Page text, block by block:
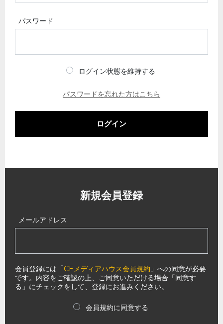
パスワード
ログイン状態を維持する
パスワードを忘れた方はこちら
ログイン
新規会員登録
メールアドレス
会員登録には「CEメディアハウス会員規約 」への同意が必要
です。内容をご確認の上、ご同意いただける場合「同意す
る」にチェックをして、登録にお進みください。
会員規約に同意する